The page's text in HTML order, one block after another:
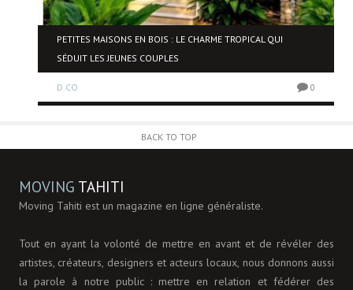
PETITES MAISONS EN BOIS : LE CHARME TROPICAL QUI
SÉDUIT LES JEUNES COUPLES
D.CO 0
BACK TO TOP
MOVING TAHITI
Moving Tahiti est un magazine en ligne généraliste.
Tout en ayant la volonté de mettre en avant et de révéler des
artistes, créateurs, designers et acteurs locaux, nous donnons aussi
la parole à notre public : mettre en relation et fédérer des